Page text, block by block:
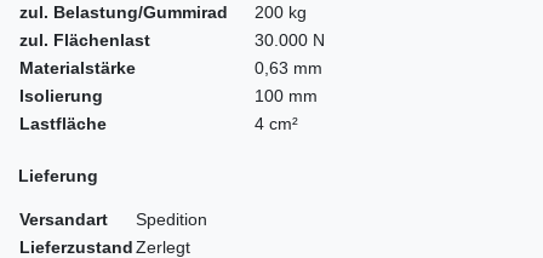
zul. Belastung/Gummirad
200 kg
zul. Flächenlast
30.000 N
Materialstärke
0,63 mm
Isolierung
100 mm
Lastfläche
4 cm²
Lieferung
Versandart
Spedition
LieferzustandZerlegt